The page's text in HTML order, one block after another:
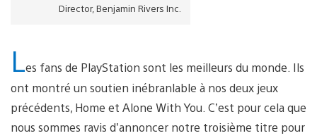
Director, Benjamin Rivers Inc.
Les fans de PlayStation sont les meilleurs du monde. Ils
ont montré un soutien inébranlable à nos deux jeux
précédents, Home et Alone With You. C’est pour cela que
nous sommes ravis d’annoncer notre troisième titre pour